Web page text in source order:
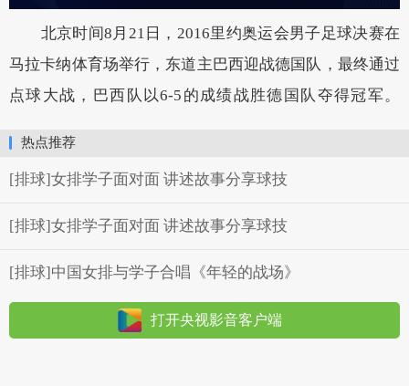
北京时间8月21日，2016里约奥运会男子足球决赛在
马拉卡纳体育场举行，东道主巴西迎战德国队，最终通过
点球大战，巴西队以6-5的成绩战胜德国队夺得冠军。
热点推荐
[排球]女排学子面对面 讲述故事分享球技
[排球]女排学子面对面 讲述故事分享球技
[排球]中国女排与学子合唱《年轻的战场》
打开央视影音客户端